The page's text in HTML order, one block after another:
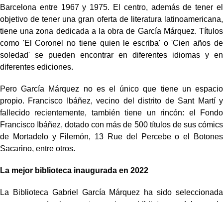
Barcelona entre 1967 y 1975. El centro, además de tener el
objetivo de tener una gran oferta de literatura latinoamericana,
tiene una zona dedicada a la obra de García Márquez. Títulos
como 'El Coronel no tiene quien le escriba' o 'Cien años de
soledad' se pueden encontrar en diferentes idiomas y en
diferentes ediciones.
Pero García Márquez no es el único que tiene un espacio
propio. Francisco Ibáñez, vecino del distrito de Sant Martí y
fallecido recientemente, también tiene un rincón: el Fondo
Francisco Ibáñez, dotado con más de 500 títulos de sus cómics
de Mortadelo y Filemón, 13 Rue del Percebe o el Botones
Sacarino, entre otros.
La mejor biblioteca inaugurada en 2022
La Biblioteca Gabriel García Márquez ha sido seleccionada